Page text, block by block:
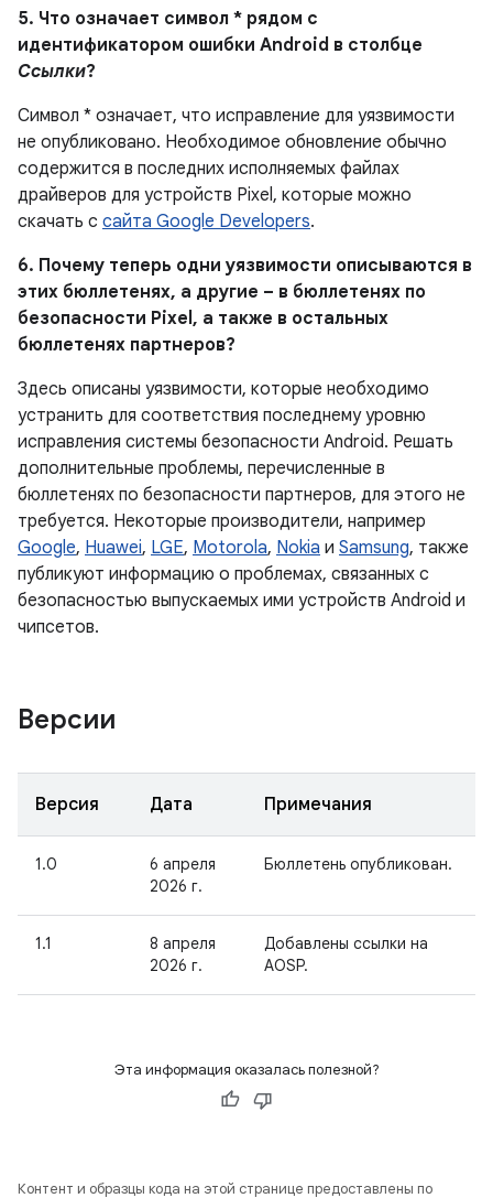
5. Что означает символ * рядом с
идентификатором ошибки Android в столбце
Ссылки?
Символ * означает, что исправление для уязвимости
не опубликовано. Необходимое обновление обычно
содержится в последних исполняемых файлах
драйверов для устройств Pixel, которые можно
скачать с сайта Google Developers.
6. Почему теперь одни уязвимости описываются в
этих бюллетенях, а другие – в бюллетенях по
безопасности Pixel, а также в остальных
бюллетенях партнеров?
Здесь описаны уязвимости, которые необходимо
устранить для соответствия последнему уровню
исправления системы безопасности Android. Решать
дополнительные проблемы, перечисленные в
бюллетенях по безопасности партнеров, для этого не
требуется. Некоторые производители, например
Google, Huawei, LGE, Motorola, Nokia и Samsung, также
публикуют информацию о проблемах, связанных с
безопасностью выпускаемых ими устройств Android и
чипсетов.
Версии
Версия Дата Примечания
1.0
6 апреля
2026 г.
Бюллетень опубликован.
1.1
8 апреля
2026 г.
Добавлены ссылки на
AOSP.
Эта информация оказалась полезной?
Контент и образцы кода на этой странице предоставлены по